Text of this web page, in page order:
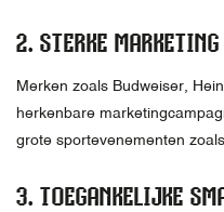
2. STERKE MARKETING
Merken zoals Budweiser,
herkenbare
grote sportevenementen
3. TOEGANKELIJKE